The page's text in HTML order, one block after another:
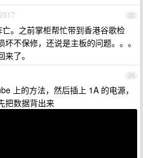
23
。之前掌柜帮忙带到香港谷歌检
不保修，还说是主板的问题。。。
了。
24
上的方法，然后插上 1A 的电源，
把数据背出来